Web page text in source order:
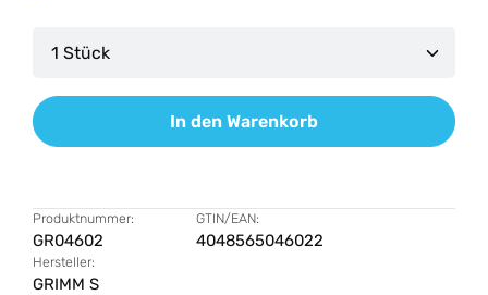
Produkt Anzahl: Gib den gewünschten Wert
In den Warenkorb
Produktnummer:
GR04602
GTIN/EAN:
4048565046022
Hersteller:
GRIMM S